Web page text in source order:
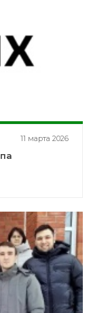
11 марта 2026